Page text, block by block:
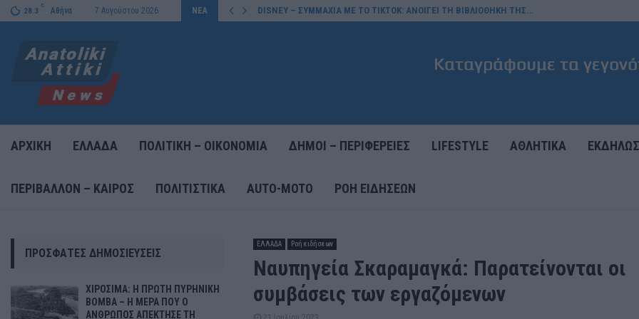
28.3
C
Αθήνα 7 Αυγούστου 2026 ΝΕΑ DISNEY – ΣΥΜΜΑΧΙΑ ΜΕ ΤΟ TIKTOK: ΑΝΟΙΓΕΙ ΤΗ ΒΙΒΛΙΟΘΗΚΗ ΤΗΣ…
ΑΡΧΙΚΗ ΕΛΛΑΔΑ ΠΟΛΙΤΙΚΗ – ΟΙΚΟΝΟΜΙΑ ΔΗΜΟΙ – ΠΕΡΙΦΕΡΕΙΕΣ LIFESTYLE ΑΘΛΗΤΙΚΑ
ΠΕΡΙΒΑΛΛΟΝ – ΚΑΙΡΟΣ ΠΟΛΙΤΙΣΤΙΚΑ AUTO-MOTO ΡΟΉ ΕΙΔΉΣΕΩΝ
ΕΛΛΑΔΑ Ροή ειδήσεων
Ναυπηγεία Σκαραμαγκά: Παρατείνονται οι
συμβάσεις των εργαζόμενων
ΠΡΌΣΦΑΤΕΣ ΔΗΜΟΣΙΕΎΣΕΙΣ
ΧΙΡΟΣΙΜΑ: Η ΠΡΩΤΗ ΠΥΡΗΝΙΚΗ
ΒΟΜΒΑ – Η ΜΕΡΑ ΠΟΥ Ο
ΑΝΘΡΩΠΟΣ ΑΠΕΚΤΗΣΕ ΤΗ